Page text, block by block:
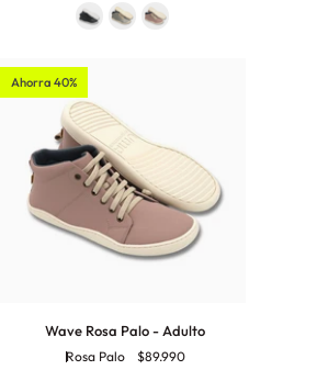
Ahorra 40%
Wave Rosa Palo - Adulto
Rosa Palo $89.990